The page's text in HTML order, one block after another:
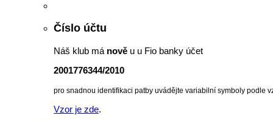
Číslo účtu
Náš klub má nově u u Fio banky účet
2001776344/2010
pro snadnou identifikaci patby uvádějte variabilní symboly podle
Vzor je zde.